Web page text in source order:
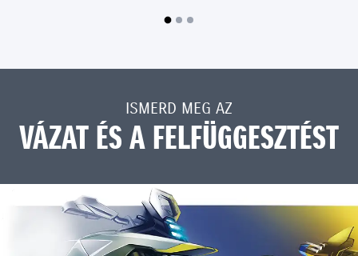
ISMERD MEG AZ
VÁZAT ÉS A FELFÜGGESZTÉST